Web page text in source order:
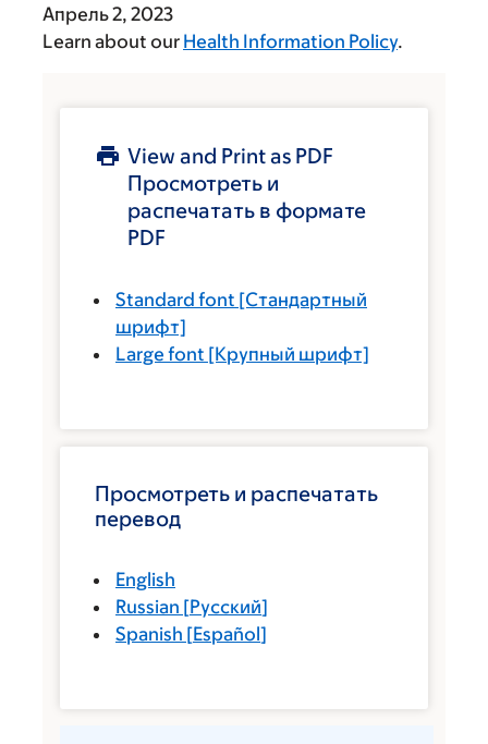
Апрель 2, 2023
Learn about our Health Information Policy.
View and Print as PDF
Просмотреть и
распечатать в формате
PDF
Standard font [Стандартный
шрифт]
Large font [Крупный шрифт]
Просмотреть и распечатать
перевод
English
Russian [Русский]
Spanish [Español]